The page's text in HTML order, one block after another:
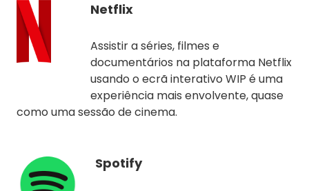
Netflix
Assistir a séries, filmes e
documentários na plataforma Netflix
usando o ecrã interativo WIP é uma
experiência mais envolvente, quase
como uma sessão de cinema.
Spotify